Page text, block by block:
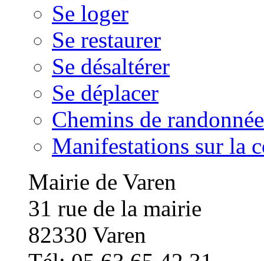
Se loger
Se restaurer
Se désaltérer
Se déplacer
Chemins de randonnée
Manifestations sur la
Mairie de Varen
31 rue de la mairie
82330 Varen